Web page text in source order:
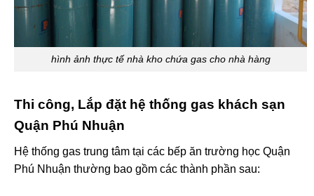
hình ảnh thực tế nhà kho chứa gas cho nhà hàng
Thi công, Lắp đặt hệ thống gas khách sạn
Quận Phú Nhuận
Hệ thống gas trung tâm tại các bếp ăn trường học Quận
Phú Nhuận thường bao gồm các thành phần sau: